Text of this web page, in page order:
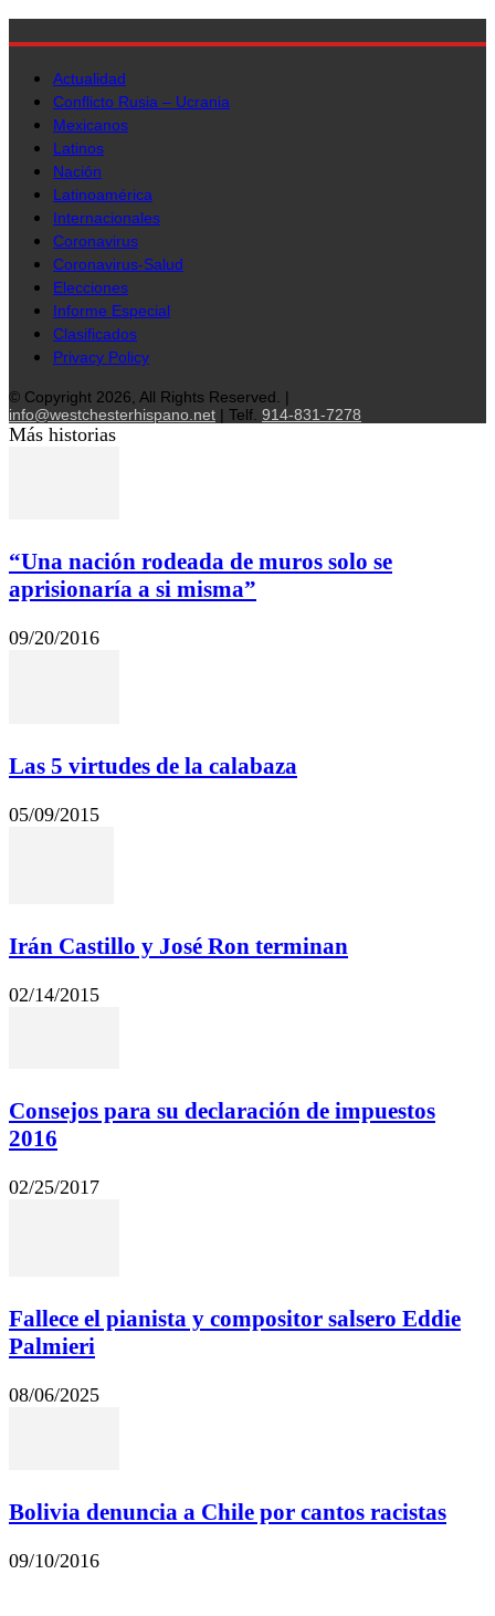
Actualidad
Conflicto Rusia – Ucrania
Mexicanos
Latinos
Nación
Latinoamérica
Internacionales
Coronavirus
Coronavirus-Salud
Elecciones
Informe Especial
Clasificados
Privacy Policy
© Copyright 2026, All Rights Reserved. |
info@westchesterhispano.net | Telf. 914-831-7278
Más historias
“Una nación rodeada de muros solo se
aprisionaría a si misma”
09/20/2016
Las 5 virtudes de la calabaza
05/09/2015
Irán Castillo y José Ron terminan
02/14/2015
Consejos para su declaración de impuestos
2016
02/25/2017
Fallece el pianista y compositor salsero Eddie
Palmieri
08/06/2025
Bolivia denuncia a Chile por cantos racistas
09/10/2016